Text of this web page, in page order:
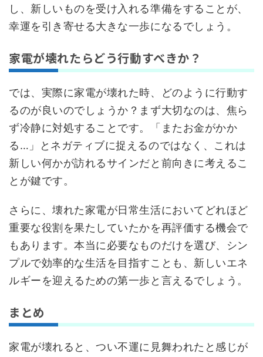
し、新しいものを受け入れる準備をすることが、
幸運を引き寄せる大きな一歩になるでしょう。
家電が壊れたらどう行動すべきか？
では、実際に家電が壊れた時、どのように行動す
るのが良いのでしょうか？まず大切なのは、焦ら
ず冷静に対処することです。「またお金がかか
る…」とネガティブに捉えるのではなく、これは
新しい何かが訪れるサインだと前向きに考えるこ
とが鍵です。
さらに、壊れた家電が日常生活においてどれほど
重要な役割を果たしていたかを再評価する機会で
もあります。本当に必要なものだけを選び、シン
プルで効率的な生活を目指すことも、新しいエネ
ルギーを迎えるための第一歩と言えるでしょう。
まとめ
家電が壊れると、つい不運に見舞われたと感じが